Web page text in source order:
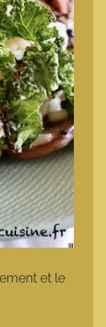
et le